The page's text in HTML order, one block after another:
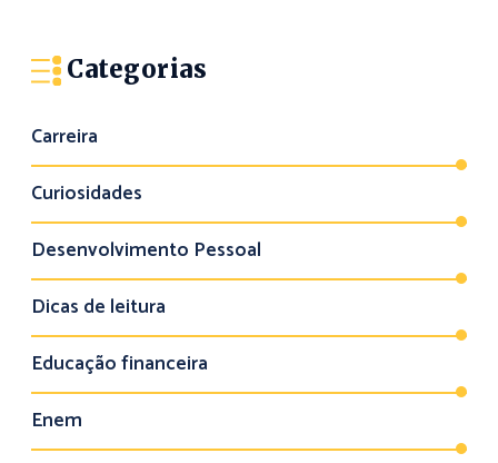
Categorias
Carreira
Curiosidades
Desenvolvimento Pessoal
Dicas de leitura
Educação financeira
Enem